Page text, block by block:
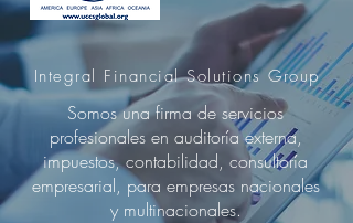
Integral FinancialSolutions Group
Somos una firma de servicios
profesionales en auditoría externa,
impuestos, contabilidad, consultoría
empresarial, para empresas nacionales
y multinacionales.